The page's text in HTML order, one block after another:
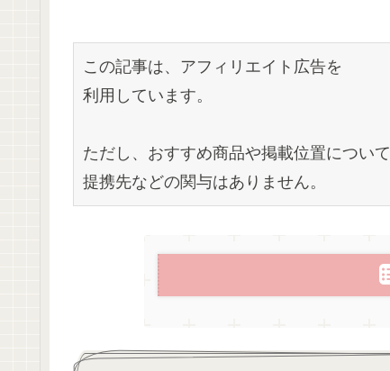
この記事は、アフィリエイト広告を
利用しています。
ただし、おすすめ商品や掲載位置について
提携先などの関与はありません。